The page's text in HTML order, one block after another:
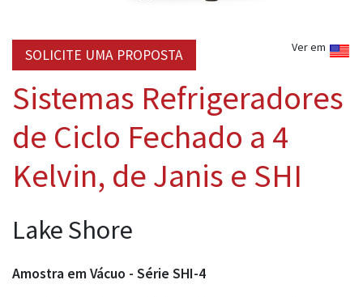
Ver em
SOLICITE UMA PROPOSTA
Sistemas Refrigeradores
de Ciclo Fechado a 4
Kelvin, de Janis e SHI
Lake Shore
Amostra em Vácuo - Série SHI-4